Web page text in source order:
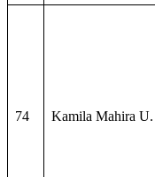
74 Kamila Mahira U.